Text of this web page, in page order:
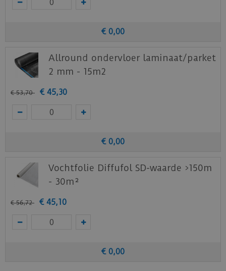
€ 0,00
Allround ondervloer laminaat/parket
2 mm - 15m2
€ 53,70 € 45,30
€ 0,00
Vochtfolie Diffufol SD-waarde >150m
- 30m²
€ 56,72 € 45,10
€ 0,00